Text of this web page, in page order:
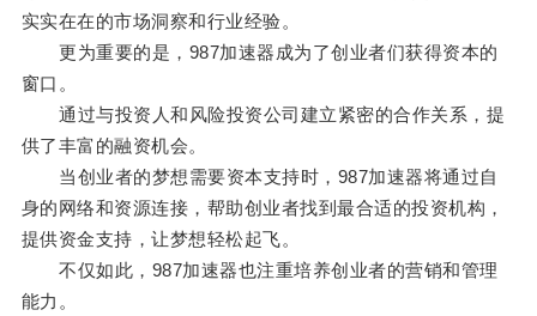
实实在在的市场洞察和行业经验。
更为重要的是，987加速器成为了创业者们获得资本的
窗口。
通过与投资人和风险投资公司建立紧密的合作关系，提
供了丰富的融资机会。
当创业者的梦想需要资本支持时，987加速器将通过自
身的网络和资源连接，帮助创业者找到最合适的投资机构，
提供资金支持，让梦想轻松起飞。
不仅如此，987加速器也注重培养创业者的营销和管理
能力。